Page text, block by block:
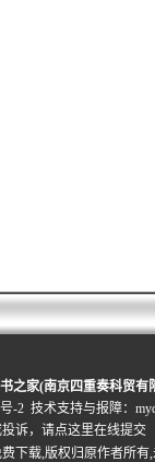
之家(南京四重奏科贸有
-2 技术支持与报障：
诉， 请点这里在线提交
下载,版权归原作者所